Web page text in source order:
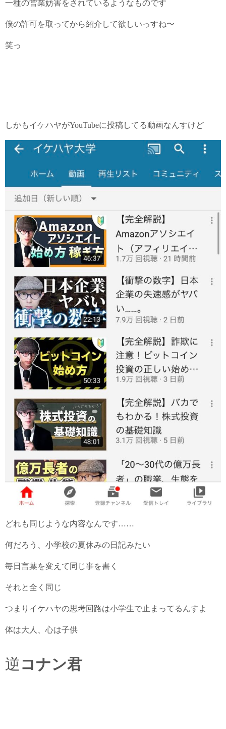
一種の営業妨害をされているようなものです
僕の許可を取ってから紹介して欲しいっすね〜
笑っ
しかもイケハヤがYouTubeに投稿してる動画なんすけど
どれも同じような内容なんです……
何だろう、小学校の夏休みの日記みたい
毎日言葉を変えて同じ事を書く
それと全く同じ
つまりイケハヤの思考回路は小学生で止まってるんすよ
体は大人、心は子供
逆コナン君